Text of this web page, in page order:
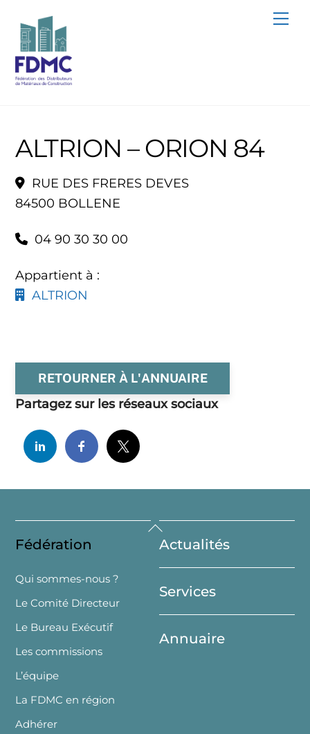
content
ALTRION – ORION 84
RUE DES FRERES DEVES
84500 BOLLENE
04 90 30 30 00
Appartient à :
ALTRION
RETOURNER À L'ANNUAIRE
Partagez sur les réseaux sociaux
Back
To
Top
Fédération
Qui sommes-nous ?
Le Comité Directeur
Le Bureau Exécutif
Les commissions
L’équipe
La FDMC en région
Adhérer
Actualités
Services
Annuaire